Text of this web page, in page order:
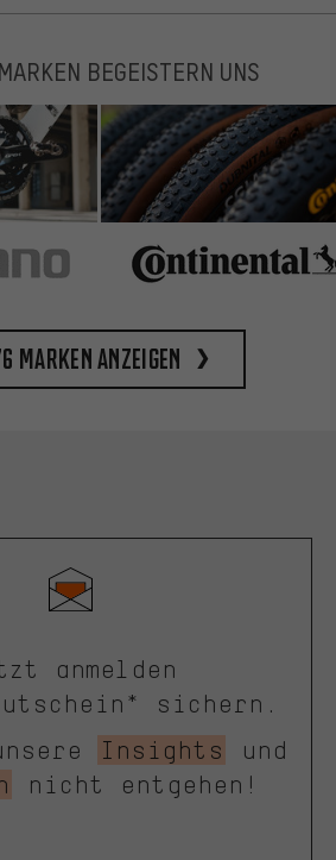
BEGEISTERN UNS
Marken anzeigen
anmelden
sichern.
Insights
und
nicht entgehen!